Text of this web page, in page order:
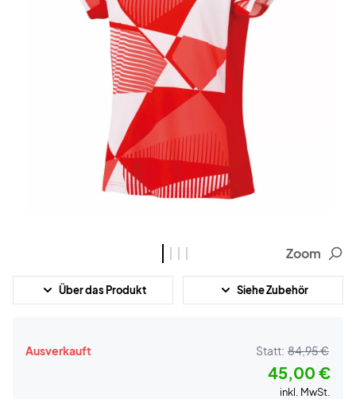
Zoom
Über das Produkt Siehe Zubehör
Ausverkauft Statt: 84,95 €
45,00 €
inkl. MwSt.